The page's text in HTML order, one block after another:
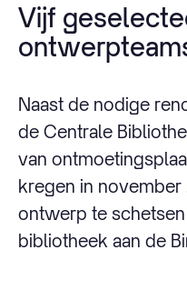
Vijf
Naast de nodige
de Centrale
van
kregen in november
ontwerp te
bibliotheek aan de